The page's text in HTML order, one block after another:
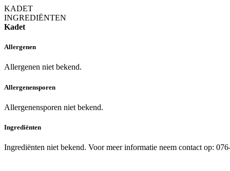
KADET
INGREDIËNTEN
Kadet
Allergenen
Allergenen niet bekend.
Allergenensporen
Allergenensporen niet bekend.
Ingrediënten
Ingrediënten niet bekend. Voor meer informatie neem contact op: